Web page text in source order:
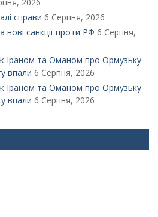
справи 6 Серпня, 2026
нові санкції проти РФ 6 Серпня,
Іраном та Оманом про Ормузьку
впали 6 Серпня, 2026
Іраном та Оманом про Ормузьку
впали 6 Серпня, 2026